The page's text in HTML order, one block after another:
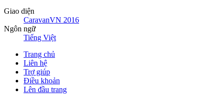
Giao diện
CaravanVN 2016
Ngôn ngữ
Tiếng Việt
Trang chủ
Liên hệ
Trợ giúp
Điều khoản
Lên đầu trang